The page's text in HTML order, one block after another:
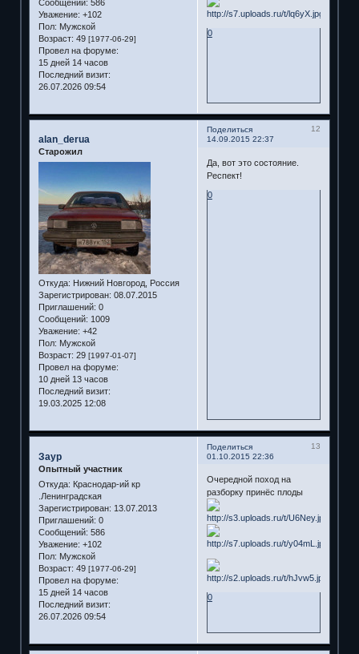
Сообщений: 586
Уважение: +102
Пол: Мужской
Возраст: 49 [1977-06-29]
Провел на форуме:
15 дней 14 часов
Последний визит:
26.07.2026 09:54
0
Поделиться
12
14.09.2015 22:37
alan_derua
Старожил
Откуда: Нижний Новгород, Россия
Зарегистрирован: 08.07.2015
Приглашений: 0
Сообщений: 1009
Уважение: +42
Пол: Мужской
Возраст: 29 [1997-01-07]
Провел на форуме:
10 дней 13 часов
Последний визит:
19.03.2025 12:08
Да, вот это состояние.
Респект!
0
Поделиться
13
01.10.2015 22:36
Заур
Опытный участник
Откуда: Краснодар-ий кр
.Ленинградская
Зарегистрирован: 13.07.2013
Приглашений: 0
Сообщений: 586
Уважение: +102
Пол: Мужской
Возраст: 49 [1977-06-29]
Провел на форуме:
15 дней 14 часов
Последний визит:
26.07.2026 09:54
Очередной поход на
разборку принёс плоды
0